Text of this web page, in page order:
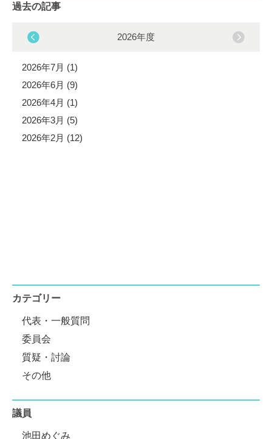
過去の記事
2026年度
2026年7月 (1)
2026年6月 (9)
2026年4月 (1)
2026年3月 (5)
2026年2月 (12)
カテゴリー
代表・一般質問
委員会
質疑・討論
その他
議員
池田めぐみ